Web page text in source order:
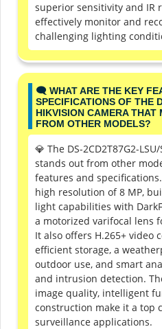
superior sensitivity and IR
effectively monitor and
challenging lighting
🗨️ WHAT ARE THE KEY
SPECIFICATIONS OF THE
HIKVISION CAMERA THAT
FROM OTHER MODELS?
💎 The DS-2CD2T87G2-
stands out from other
features and
high resolution of 8 MP,
light capabilities with
a motorized varifocal lens
It also offers H.265+ video
efficient storage, a
outdoor use, and smart
and intrusion detection.
image quality, intelligent
construction make it a top
surveillance applications.